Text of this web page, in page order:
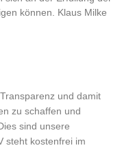
können. Klaus Milke
und damit
zu schaffen und
sind unsere
steht kostenfrei im